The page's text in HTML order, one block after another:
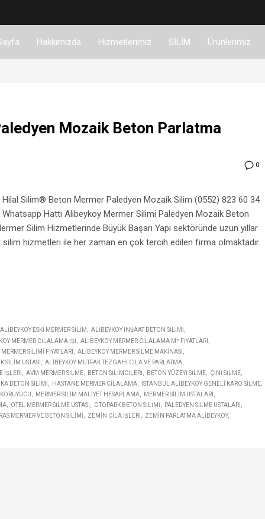
Hakkımızda Hizmetlerimiz SİLİM Ürünlerimiz
Mozaik Beton Parlatma
0
Hilal Silim® Beton Mermer Paledyen Mozaik Silim (0552) 823 60 34
Whatsapp Hattı Alibeykoy Mermer Silimi Paledyen Mozaik Beton
Silim Hizmetlerinde Büyük Başarı Yapı sektöründe uzun yıllar
hizmetleri ile her zaman en çok tercih edilen firma olmaktadır.
ALIBEYKOY ESKI MERMER SILIM
ALIBEYKOY INŞAAT BETON SILIMI
MERMER CILALAMA IŞI
ALIBEYKOY MERMER CILALAMA M² FIYATLARI
SILIMI FIYATLARI
ALIBEYKOY MERMER SILME MAKINASI
SILIM USTASI
ALIBEYKOY MUTFAK TEZGAHI CILA VE PARLATMA
IŞLERI
AVM MERMER SILME BETON SILIMCILERI BETON YÜZEYI SILME
ÇINI SILME
BETON SILIMI
HASTANE MERMER CILALAMA
İSTANBUL ALIBEYKOY GENELI KARO SILME
MERMER SILIM MALIYET HESAPLAMA
MERMER SILIM USTALARI
OTEL MERMER SILME USTASI OTOPARK BETON SILIMI
PALEDYEN SILME USTALARI
MERMER VE BETON SILIMI
ZEMIN CILA IŞLERI ZEMIN PARLATMA ALIBEYKOY